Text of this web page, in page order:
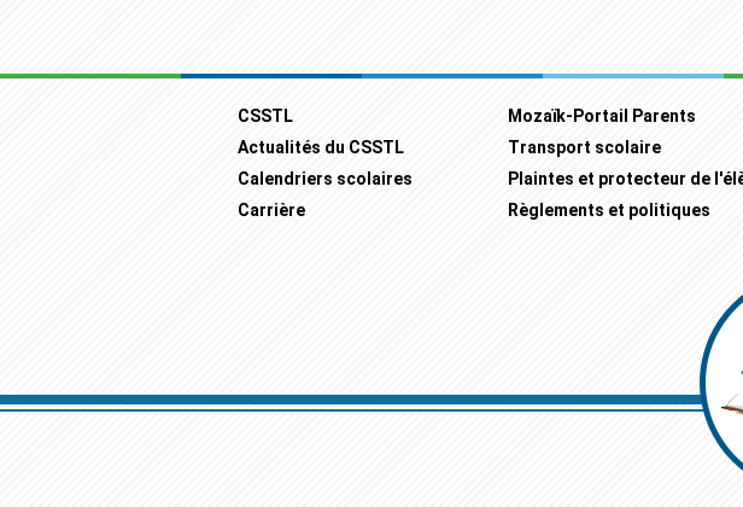
Footer
CSSTL
Actualités du CSSTL
Calendriers scolaires
Carrière
Mozaïk-Portail Parents
Transport scolaire
Plaintes et protecteur de
Règlements et politiques